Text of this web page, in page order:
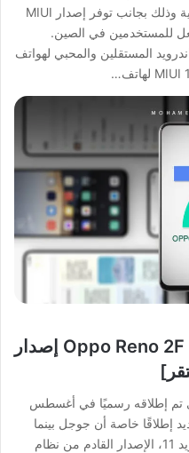
واجهة شاومي المخصصة لأجهزتها الذكية وذلك بجانب توفر إصدار MIUI
للمستخدمين في الصين.
المستقلين والمحبي لهواتف
تحديث Android 10 لهاتف Oppo Reno 2F إصدار
الذي تم إطلاقه رسميًا في أغسطس
إطلاقًا خاصة أن جوجل بينما
نتحدّث تقوم بالإعداد لإطلاق نظام اندرويد 11، الإصدار القادم من نظام